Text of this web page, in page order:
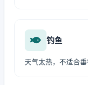
钓鱼
天气太热，不适合垂